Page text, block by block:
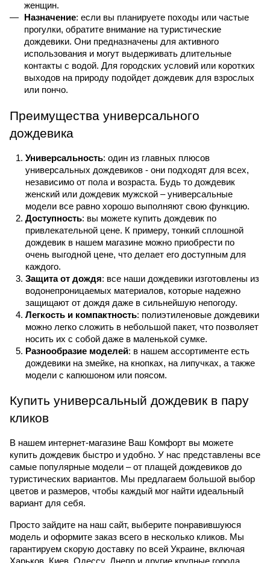
женщин.
Назначение: если вы планируете походы или частые
прогулки, обратите внимание на туристические
дождевики. Они предназначены для активного
использования и могут выдерживать длительные
контакты с водой. Для городских условий или коротких
выходов на природу подойдет дождевик для взрослых
или пончо.
Преимущества универсального
дождевика
Универсальность: один из главных плюсов
универсальных дождевиков - они подходят для всех,
независимо от пола и возраста. Будь то дождевик
женский или дождевик мужской – универсальные
модели все равно хорошо выполняют свою функцию.
Доступность: вы можете купить дождевик по
привлекательной цене. К примеру, тонкий сплошной
дождевик в нашем магазине можно приобрести по
очень выгодной цене, что делает его доступным для
каждого.
Защита от дождя: все наши дождевики изготовлены из
водонепроницаемых материалов, которые надежно
защищают от дождя даже в сильнейшую непогоду.
Легкость и компактность: полиэтиленовые дождевики
можно легко сложить в небольшой пакет, что позволяет
носить их с собой даже в маленькой сумке.
Разнообразие моделей: в нашем ассортименте есть
дождевики на змейке, на кнопках, на липучках, а также
модели с капюшоном или поясом.
Купить универсальный дождевик в пару
кликов
В нашем интернет-магазине Ваш Комфорт вы можете
купить дождевик быстро и удобно. У нас представлены все
самые популярные модели – от плащей дождевиков до
туристических вариантов. Мы предлагаем большой выбор
цветов и размеров, чтобы каждый мог найти идеальный
вариант для себя.
Просто зайдите на наш сайт, выберите понравившуюся
модель и оформите заказ всего в несколько кликов. Мы
гарантируем скорую доставку по всей Украине, включая